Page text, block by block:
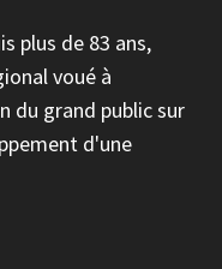
plus de 83 ans,
voué à
du grand public sur
d'une